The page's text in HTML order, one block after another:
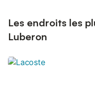
Les endroits les
Luberon